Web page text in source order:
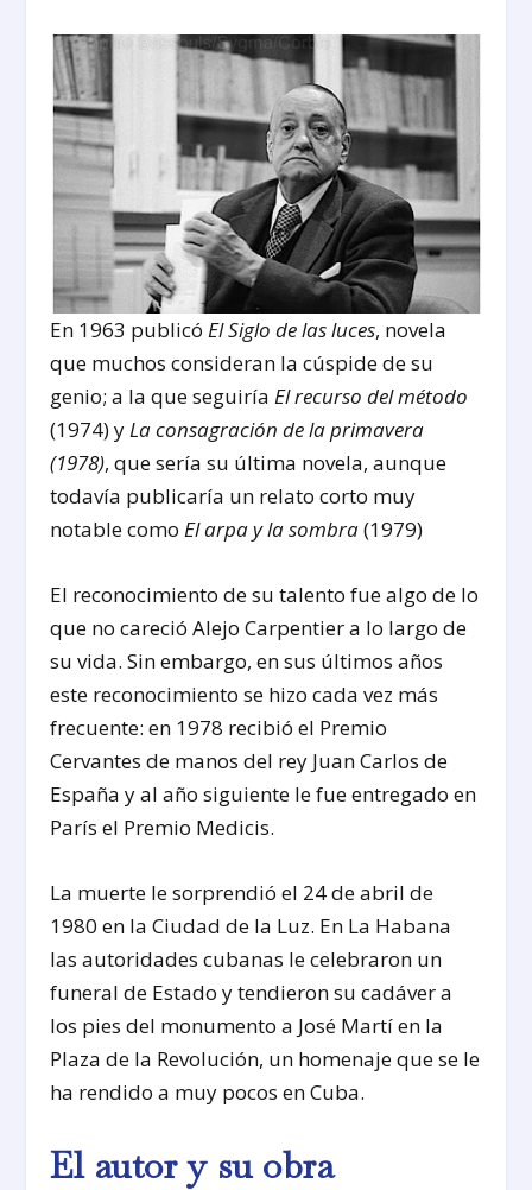
En 1963 publicóEl Siglo de las luces, novela
que muchos consideran la cúspide de su
genio; a la que seguiríaEl recurso del método
(1974) yLa consagración de la primavera
(1978), que sería su última novela, aunque
todavía publicaría un relato corto muy
notable comoEl arpa y la sombra(1979)
El reconocimiento de su talento fue algo de lo
que no careció Alejo Carpentier a lo largo de
su vida. Sin embargo, en sus últimos años
este reconocimiento se hizo cada vez más
frecuente: en 1978 recibió el Premio
Cervantes de manos del rey Juan Carlos de
España y al año siguiente le fue entregado en
París el Premio Medicis.
La muerte le sorprendió el 24 de abril de
1980 en la Ciudad de la Luz. En La Habana
las autoridades cubanas le celebraron un
funeral de Estado y tendieron su cadáver a
los pies del monumento a José Martí en la
Plaza de la Revolución, un homenaje que se le
ha rendido a muy pocos en Cuba.
El autor y su obra